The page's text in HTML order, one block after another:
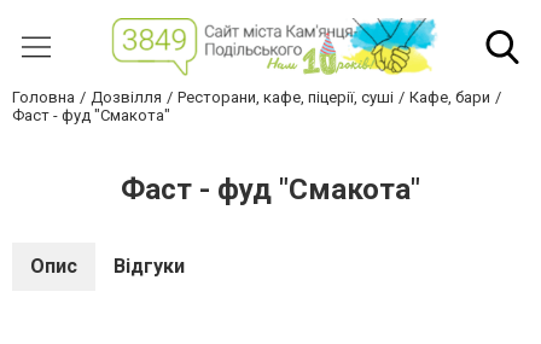
Головна Дозвілля Ресторани, кафе, піцерії, суші
Кафе, бари
Фаст - фуд "Смакота"
Фаст - фуд "Смакота"
Опис Відгуки